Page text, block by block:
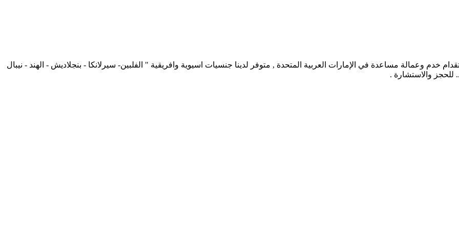
اشهر مكتب استقدام خدم وعمالة مساعدة في الإمارات العربية المتحدة , متوفر لدينا جنسيات اسيوية وافريقية " الفلبين- سيرلانكا - بنجلاديش - الهند - نيبال
للحجز والاستشارة .